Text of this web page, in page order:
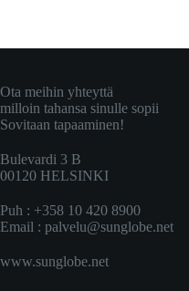
Ota meihin yhteyttä
milloin tahansa sinulle sopii
Sovitaan tapaaminen!
Bulevardi 3 B
00120 HELSINKI
Puh : +358 10 420 8900
Email : palvelu@sunglobe.net
www.sunglobe.net